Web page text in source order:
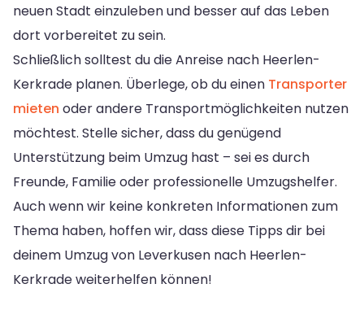
neuen Stadt einzuleben und besser auf das Leben
dort vorbereitet zu sein.
Schließlich solltest du die Anreise nach Heerlen-
Kerkrade planen. Überlege, ob du einen Transporter
mieten oder andere Transportmöglichkeiten nutzen
möchtest. Stelle sicher, dass du genügend
Unterstützung beim Umzug hast – sei es durch
Freunde, Familie oder professionelle Umzugshelfer.
Auch wenn wir keine konkreten Informationen zum
Thema haben, hoffen wir, dass diese Tipps dir bei
deinem Umzug von Leverkusen nach Heerlen-
Kerkrade weiterhelfen können!